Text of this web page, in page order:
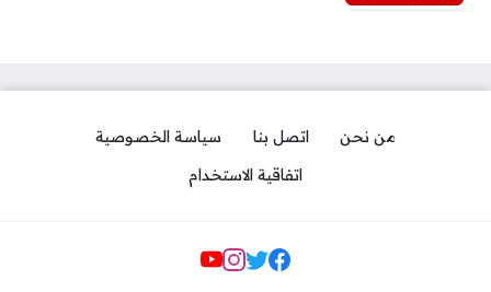
من نحن اتصل بنا
سياسة الخصوصية
اتفاقية الاستخدام
Social Links